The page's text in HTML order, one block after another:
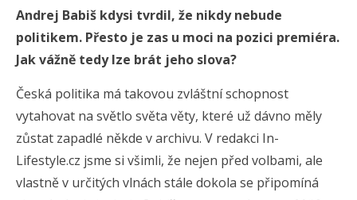
Andrej Babiš kdysi tvrdil, že nikdy nebude
politikem. Přesto je zas u moci na pozici premiéra.
Jak vážně tedy lze brát jeho slova?
Česká politika má takovou zvláštní schopnost
vytahovat na světlo světa věty, které už dávno měly
zůstat zapadlé někde v archivu. V redakci In-
Lifestyle.cz jsme si všimli, že nejen před volbami, ale
vlastně v určitých vlnách stále dokola se připomíná